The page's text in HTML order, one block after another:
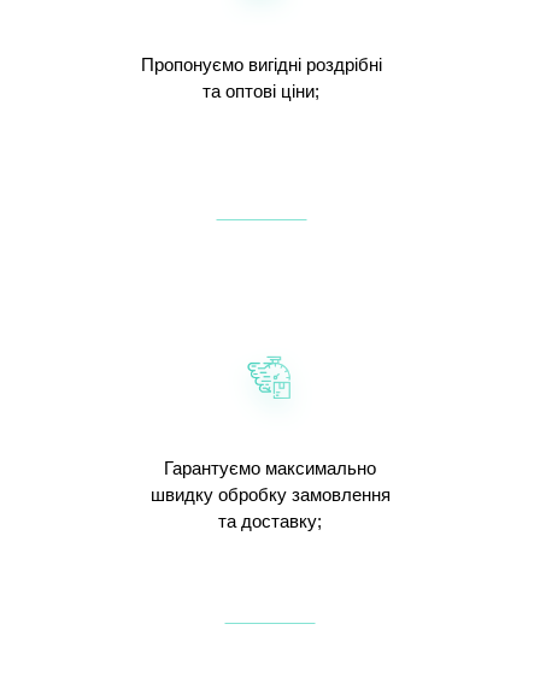
Пропонуємо вигідні роздрібні
та оптові ціни;
Гарантуємо максимально
швидку обробку замовлення
та доставку;